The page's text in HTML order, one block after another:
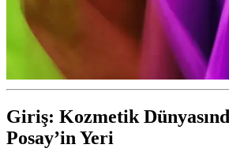
Giriş: Kozmetik
Posay’in Yeri